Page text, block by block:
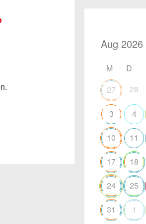
Office 365
M D
27
28
3 4
10 11
17 18
24 25
31 1